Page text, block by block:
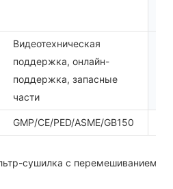
Видеотехническая
поддержка, онлайн-
поддержка, запасные
части
GMP/CE/PED/ASME/GB150